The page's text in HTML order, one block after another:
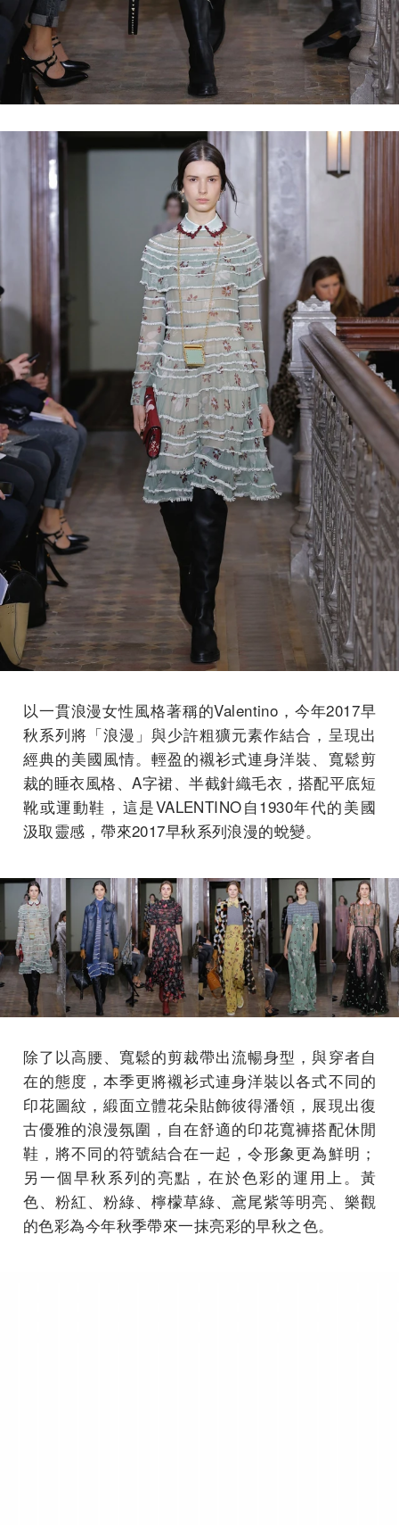
以一貫浪漫女性風格著稱的Valentino，今年2017早
秋系列將「浪漫」與少許粗獷元素作結合，呈現出
經典的美國風情。輕盈的襯衫式連身洋裝、寬鬆剪
裁的睡衣風格、A字裙、半截針織毛衣，搭配平底短
靴或運動鞋，這是VALENTINO自1930年代的美國
汲取靈感，帶來2017早秋系列浪漫的蛻變。
除了以高腰、寬鬆的剪裁帶出流暢身型，與穿者自
在的態度，本季更將襯衫式連身洋裝以各式不同的
印花圖紋，緞面立體花朵貼飾彼得潘領，展現出復
古優雅的浪漫氛圍，自在舒適的印花寬褲搭配休閒
鞋，將不同的符號結合在一起，令形象更為鮮明；
另一個早秋系列的亮點，在於色彩的運用上。黃
色、粉紅、粉綠、檸檬草綠、鳶尾紫等明亮、樂觀
的色彩為今年秋季帶來一抹亮彩的早秋之色。